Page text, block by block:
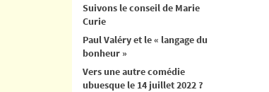
Suivons le conseil de Marie
Curie
Paul Valéry et le « langage du
bonheur »
Vers une autre comédie
ubuesque le 14 juillet 2022 ?